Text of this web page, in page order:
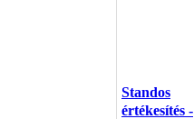
Standos
értékesítés -